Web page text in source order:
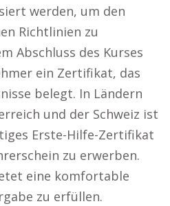
werden, um den
Richtlinien zu
Abschluss des Kurses
ein Zertifikat, das
belegt. In Ländern
und der Schweiz ist
Erste-Hilfe-Zertifikat
zu erwerben.
eine komfortable
zu erfüllen.